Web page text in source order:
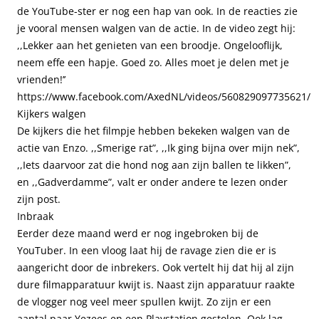
de YouTube-ster er nog een hap van ook. In de reacties zie
je vooral mensen walgen van de actie. In de video zegt hij:
,,Lekker aan het genieten van een broodje. Ongelooflijk,
neem effe een hapje. Goed zo. Alles moet je delen met je
vrienden!’’
https://www.facebook.com/AxedNL/videos/560829097735621/
Kijkers walgen
De kijkers die het filmpje hebben bekeken walgen van de
actie van Enzo. ,,Smerige rat”, ,,Ik ging bijna over mijn nek”,
,,Iets daarvoor zat die hond nog aan zijn ballen te likken”,
en ,,Gadverdamme”, valt er onder andere te lezen onder
zijn post.
Inbraak
Eerder deze maand werd er nog ingebroken bij de
YouTuber. In een vloog laat hij de ravage zien die er is
aangericht door de inbrekers. Ook vertelt hij dat hij al zijn
dure filmapparatuur kwijt is. Naast zijn apparatuur raakte
de vlogger nog veel meer spullen kwijt. Zo zijn er een